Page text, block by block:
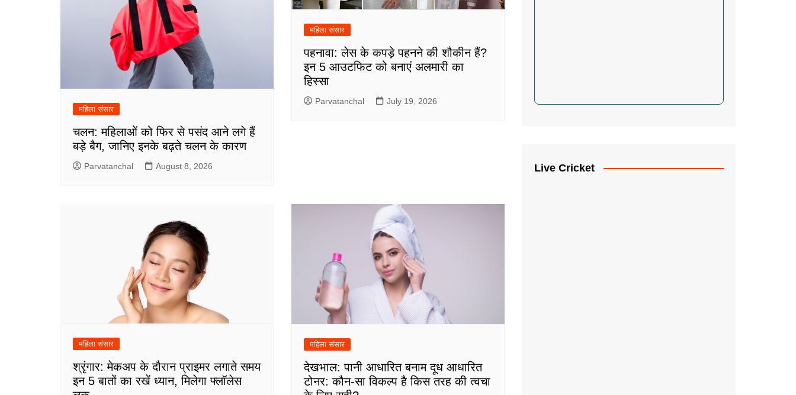
महिला संसार
चलन: महिलाओं को फिर से पसंद आने लगे हैं
बड़े बैग, जानिए इनके बढ़ते चलन के कारण
Parvatanchal August 8, 2026
महिला संसार
पहनावा: लेस के कपड़े पहनने की शौकीन हैं?
इन 5 आउटफिट को बनाएं अलमारी का
हिस्सा
Parvatanchal July 19, 2026
महिला संसार
श्रृंगार: मेकअप के दौरान प्राइमर लगाते समय
इन 5 बातों का रखें ध्यान, मिलेगा फ्लॉलेस
महिला संसार
देखभाल: पानी आधारित बनाम दूध आधारित
टोनर: कौन-सा विकल्प है किस तरह की त्वचा
Live Cricket